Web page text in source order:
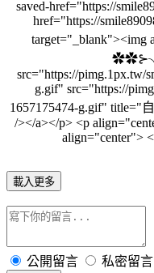
載入更多
公開留言 私密留言